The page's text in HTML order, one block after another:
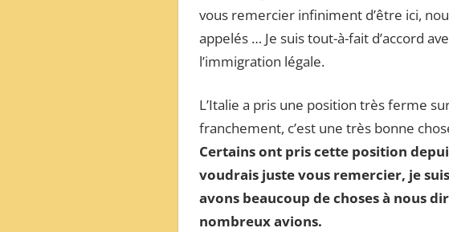
vous remercier infiniment d’être ici,
appelés … Je suis tout-à-fait d’accord
l’immigration légale.
L’Italie a pris une position très ferme
franchement, c’est une très bonne
Certains ont pris cette position
voudrais juste vous remercier, je
avons beaucoup de choses à nous
nombreux avions.